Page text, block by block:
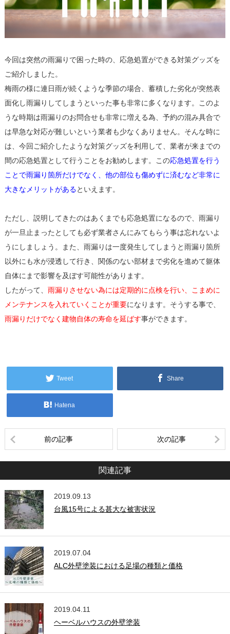
今回は突然の雨漏りで困った時の、応急処置ができる対策グッズを
ご紹介しました。
梅雨の様に連日雨が続くような季節の場合、蓄積した劣化が突然表
面化し雨漏りしてしまうといった事も非常に多くなります。このよ
うな時期は雨漏りのお問合せも非常に増える為、予約の混み具合で
は早急な対応が難しいという業者も少なくありません。そんな時に
は、今回ご紹介したような対策グッズを利用して、業者が来までの
間の応急処置として行うことをお勧めします。この応急処置を行う
ことで雨漏り箇所だけでなく、他の部位も傷めずに済むなど非常に
大きなメリットがあるといえます。
ただし、説明してきたのはあくまでも応急処置になるので、雨漏り
が一旦止まったとしても必ず業者さんにみてもらう事は忘れないよ
うにしましょう。また、雨漏りは一度発生してしまうと雨漏り箇所
以外にも水が浸透して行き、関係のない部材まで劣化を進めて躯体
自体にまで影響を及ぼす可能性があります。
したがって、 雨漏りさせない為には定期的に点検を行い、こまめに
メンテナンスを入れていくことが重要になります。そうする事で、
雨漏りだけでなく建物自体の寿命を延ばす事ができます。
Tweet Share
Hatena
前の記事 次の記事
関連記事
2019.09.13
台風15号による甚大な被害状況
2019.07.04
ALC外壁塗装における足場の種類と価格
2019.04.11
ヘーベルハウスの外壁塗装